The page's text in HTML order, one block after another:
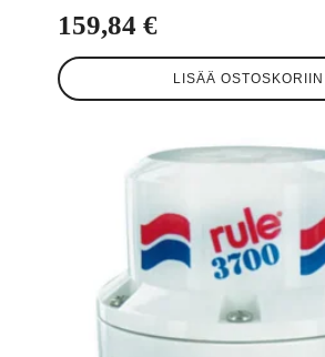
159,84 €
LISÄÄ OSTOSKORIIN